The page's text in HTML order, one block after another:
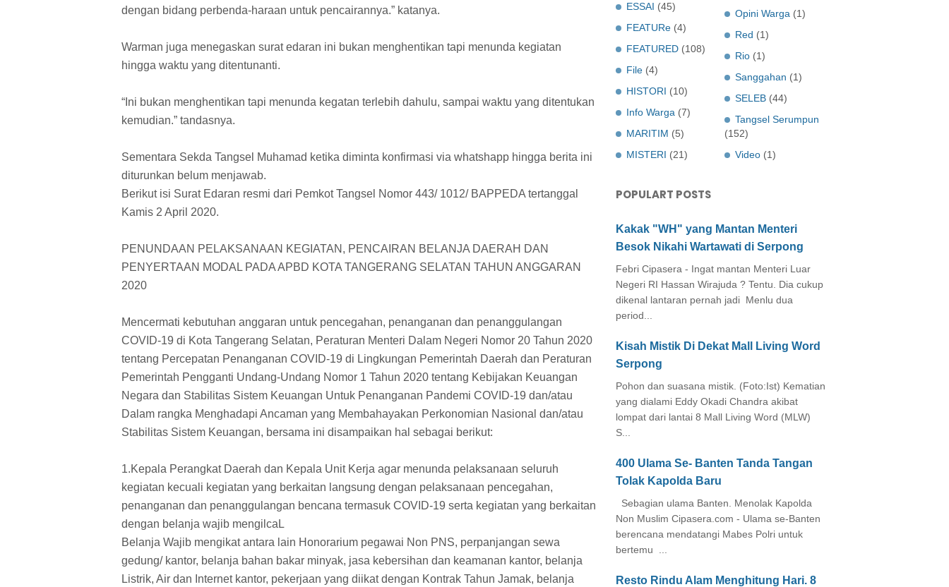
dengan bidang perbenda-haraan untuk pencairannya.” katanya.
Warman juga menegaskan surat edaran ini bukan menghentikan tapi menunda kegiatan
hingga waktu yang ditentunanti.
“Ini bukan menghentikan tapi menunda kegatan terlebih dahulu, sampai waktu yang ditentukan
kemudian.” tandasnya.
Sementara Sekda Tangsel Muhamad ketika diminta konfirmasi via whatshapp hingga berita ini
diturunkan belum menjawab.
Berikut isi Surat Edaran resmi dari Pemkot Tangsel Nomor 443/ 1012/ BAPPEDA tertanggal
Kamis 2 April 2020.
PENUNDAAN PELAKSANAAN KEGIATAN, PENCAIRAN BELANJA DAERAH DAN
PENYERTAAN MODAL PADA APBD KOTA TANGERANG SELATAN TAHUN ANGGARAN
2020
Mencermati kebutuhan anggaran untuk pencegahan, penanganan dan penanggulangan
COVID-19 di Kota Tangerang Selatan, Peraturan Menteri Dalam Negeri Nomor 20 Tahun 2020
tentang Percepatan Penanganan COVID-19 di Lingkungan Pemerintah Daerah dan Peraturan
Pemerintah Pengganti Undang-Undang Nomor 1 Tahun 2020 tentang Kebijakan Keuangan
Negara dan Stabilitas Sistem Keuangan Untuk Penanganan Pandemi COVID-19 dan/atau
Dalam rangka Menghadapi Ancaman yang Membahayakan Perkonomian Nasional dan/atau
Stabilitas Sistem Keuangan, bersama ini disampaikan hal sebagai berikut:
1.Kepala Perangkat Daerah dan Kepala Unit Kerja agar menunda pelaksanaan seluruh
kegiatan kecuali kegiatan yang berkaitan langsung dengan pelaksanaan pencegahan,
penanganan dan penanggulangan bencana termasuk COVID-19 serta kegiatan yang berkaitan
dengan belanja wajib mengilcaL
Belanja Wajib mengikat antara lain Honorarium pegawai Non PNS, perpanjangan sewa
gedung/ kantor, belanja bahan bakar minyak, jasa kebersihan dan keamanan kantor, belanja
Listrik, Air dan Internet kantor, pekerjaan yang diikat dengan Kontrak Tahun Jamak, belanja
ESSAI (45)
FEATURe (4)
FEATURED (108)
File (4)
HISTORI (10)
Info Warga (7)
MARITIM (5)
MISTERI (21)
Opini Warga (1)
Red (1)
Rio (1)
Sanggahan (1)
SELEB (44)
Tangsel Serumpun
(152)
Video (1)
POPULART POSTS
Kakak "WH" yang Mantan Menteri
Besok Nikahi Wartawati di Serpong
Febri Cipasera - Ingat mantan Menteri Luar
Negeri RI Hassan Wirajuda ? Tentu. Dia cukup
dikenal lantaran pernah jadi Menlu dua
period...
Kisah Mistik Di Dekat Mall Living Word
Serpong
Pohon dan suasana mistik. (Foto:Ist) Kematian
yang dialami Eddy Okadi Chandra akibat
lompat dari lantai 8 Mall Living Word (MLW)
S...
400 Ulama Se- Banten Tanda Tangan
Tolak Kapolda Baru
Sebagian ulama Banten. Menolak Kapolda
Non Muslim Cipasera.com - Ulama se-Banten
berencana mendatangi Mabes Polri untuk
bertemu ...
Resto Rindu Alam Menghitung Hari. 8